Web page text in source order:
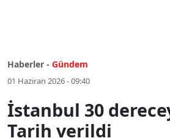
Haberler - Gündem
01 Haziran 2026 - 09:40
İstanbul 30
Tarih verildi